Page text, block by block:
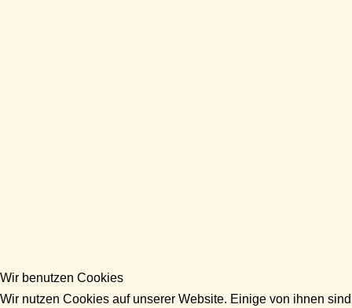
Wir benutzen Cookies
Wir nutzen Cookies auf unserer Website. Einige von ihnen sind